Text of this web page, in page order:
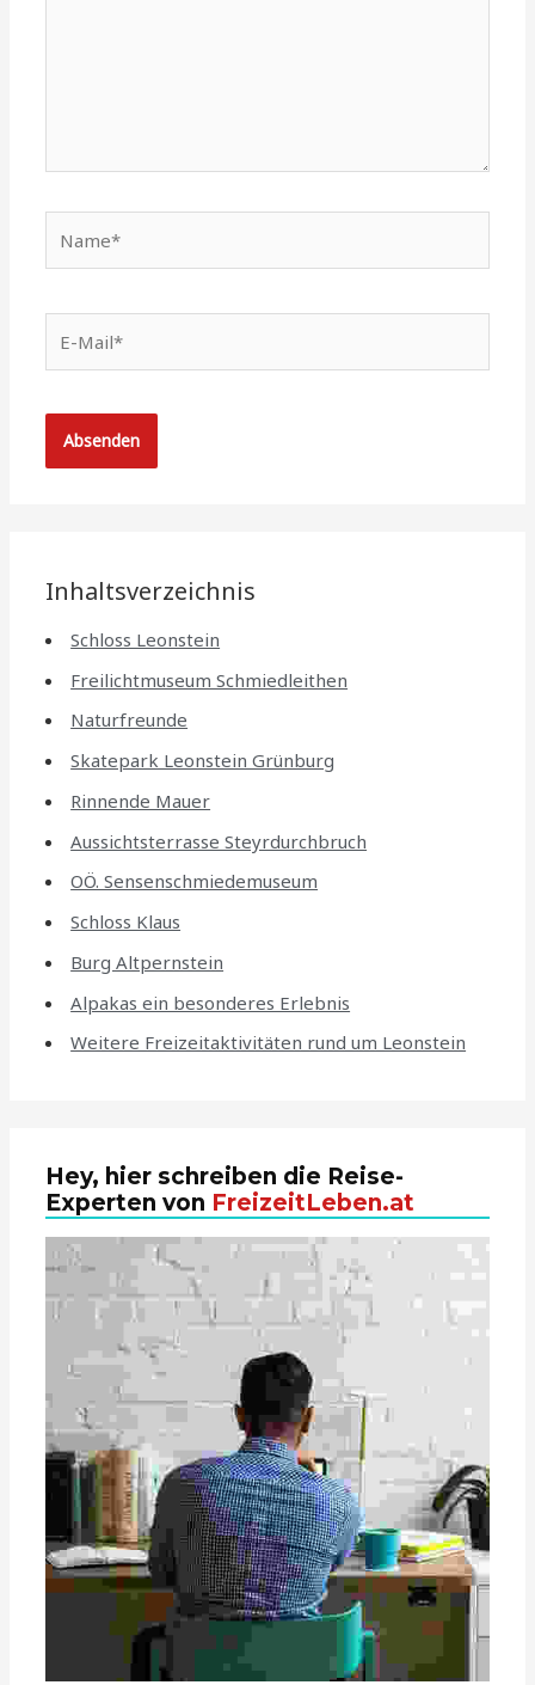
Mail*
Inhaltsverzeichnis
Schloss Leonstein
Freilichtmuseum Schmiedleithen
Naturfreunde
Skatepark Leonstein Grünburg
Rinnende Mauer
Aussichtsterrasse Steyrdurchbruch
OÖ. Sensenschmiedemuseum
Schloss Klaus
Burg Altpernstein
Alpakas ein besonderes Erlebnis
Weitere Freizeitaktivitäten rund um Leonstein
Hey, hier schreiben die Reise-
Experten von FreizeitLeben.at